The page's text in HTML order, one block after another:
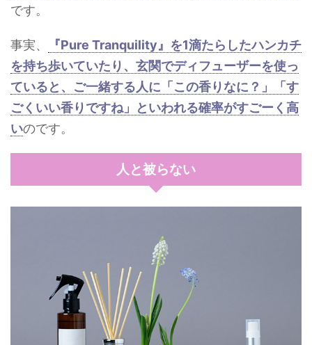
です。
事実、
『Pure Tranquility』を1滴たらしたハンカチ
を持ち歩いていたり、玄関でディフューザーを使っ
ていると、ご一緒する人に「この香りなに？」「す
ごくいい香りですね」といわれる確率がすごーく高
いのです。
人と被らない